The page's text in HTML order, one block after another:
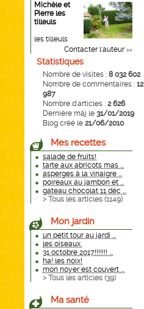
Michèle et
Pierre les
tilleuls
les tilleuls
Contacter l'auteur >>
Statistiques
Nombre de visites : 8 032 602
Nombre de commentaires : 12
987
Nombre d'articles : 2 626
Dernière màj le 31/01/2019
Blog créé le 21/06/2010
Mes recettes
salade de fruits!
tarte aux abricots mas ...
asperges à la vinaigre ...
poireaux au jambon et ...
gateau chocolat 11 déc ...
> Tous les articles (1149)
Mon jardin
un petit tour au jardi ...
les oiseaux.
31 octobre 2017!!!!!!! ...
ha! les noix!
mon noyer est couvert ...
> Tous les articles (39)
Ma santé